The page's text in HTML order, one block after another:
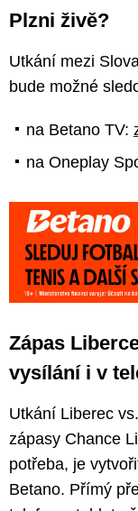
Plzni živě?
Utkání mezi
bude možné
na Betano TV:
na Oneplay
Zápas
vysílání i v
Utkání Liberec
zápasy Chance
potřeba, je
Betano. Přímý